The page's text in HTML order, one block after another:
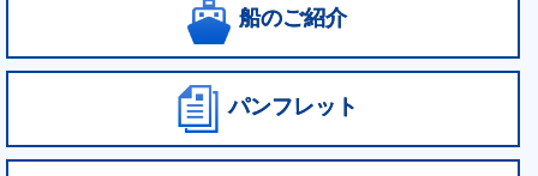
船のご紹介
パンフレット